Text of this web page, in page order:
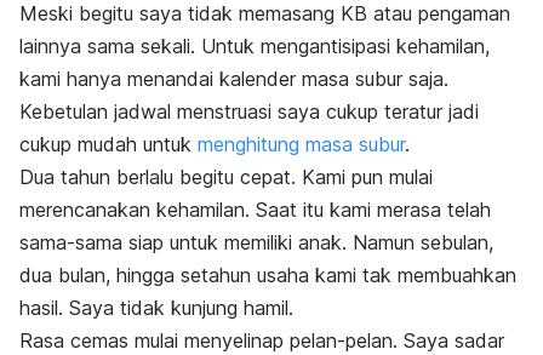
Meski begitu saya tidak memasang KB atau pengaman
lainnya sama sekali. Untuk mengantisipasi kehamilan,
kami hanya menandai kalender masa subur saja.
Kebetulan jadwal menstruasi saya cukup teratur jadi
cukup mudah untuk menghitung masa subur.
Dua tahun berlalu begitu cepat. Kami pun mulai
merencanakan kehamilan. Saat itu kami merasa telah
sama-sama siap untuk memiliki anak. Namun sebulan,
dua bulan, hingga setahun usaha kami tak membuahkan
hasil. Saya tidak kunjung hamil.
Rasa cemas mulai menyelinap pelan-pelan. Saya sadar